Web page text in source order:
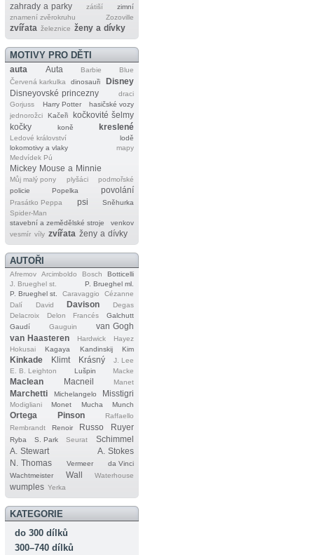
zahrady a parky zátiší
zimní
znamení zvěrokruhu
Zozoville
zvířata železnice ženy a dívky
MOTIVY PRO DĚTI
auta Auta Barbie
Blue
Červená karkulka
dinosauři
Disney
Disneyovské princezny
draci
Gorjuss
Harry Potter
hasičské vozy
jednorožci
Kačeři
kočkovité šelmy
kočky
koně kreslené
Ledové království
lodě
lokomotivy a vlaky
mapy
Medvídek Pú
Mickey Mouse a Minnie
Můj malý pony plyšáci
podmořské
policie
Popelka povolání
Prasátko Peppa psi
Sněhurka
Spider‐Man
stavební a zemědělské stroje
venkov
vesmír víly zvířata ženy a dívky
AUTOŘI
Afremov Arcimboldo Bosch
Botticelli
J. Brueghel st.
P. Brueghel ml.
P. Brueghel st.
Caravaggio
Cézanne
Dalí
David Davison
Degas
Delacroix
Delon Francés
Galchutt
Gaudí
Gauguin
van Gogh
van Haasteren
Hardwick
Hayez
Hokusai
Kagaya Kandinskij Kim
Kinkade Klimt Krásný
J. Lee
E. B. Leighton
Lušpin Macke
Maclean Macneil Manet
Marchetti Michelangelo Misstigri
Modigliani Monet Mucha Munch
Ortega Pinson
Raffaello
Rembrandt
Renoir Russo Ruyer
Ryba S. Park Seurat
Schimmel
A. Stewart
A. Stokes
N. Thomas
Vermeer
da Vinci
Wachtmeister
Wall Waterhouse
wumples Yerka
KATEGORIE
do 300 dílků
300–740 dílků